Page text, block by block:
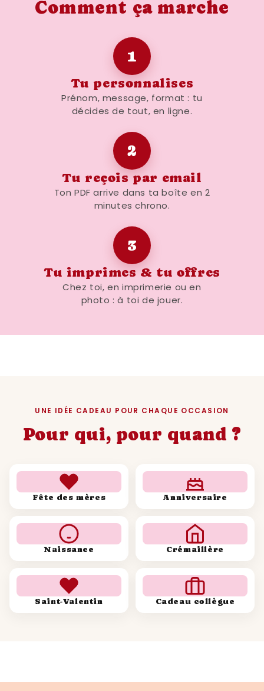
Comment ça marche
1
Tu personnalises
Prénom, message, format : tu
décides de tout, en ligne.
2
Tu reçois par email
Ton PDF arrive dans ta boîte en 2
minutes chrono.
3
Tu imprimes & tu offres
Chez toi, en imprimerie ou en
photo : à toi de jouer.
UNE IDÉE CADEAU POUR CHAQUE OCCASION
Pour qui, pour quand ?
Fête des mères Anniversaire
Naissance Crémaillère
Saint-Valentin Cadeau collègue